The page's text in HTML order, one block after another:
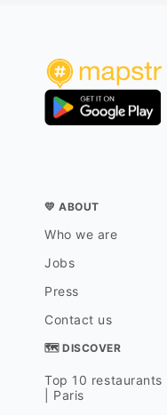
💛 ABOUT
Who we are
Jobs
Press
Contact us
🗺 DISCOVER
Top 10 restaurants
| Paris